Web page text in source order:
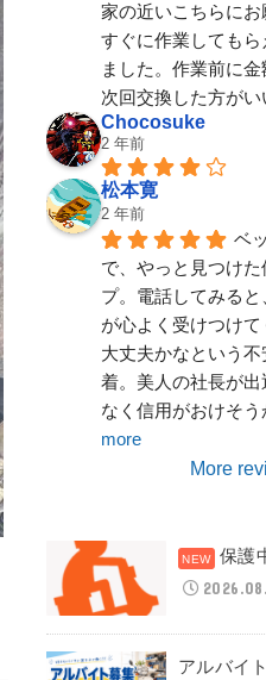
家の近いこちらに
すぐに作業してもら
ました。作業前に金
次回交換した方がい
Chocosuke
2 年前
松本寛
2 年前
ベ
で、やっと見つけ
プ。電話してみる
が心よく受けつけ
大丈夫かなという
着。美人の社長が
なく信用がおけそ
more
More
保護
アルバイ